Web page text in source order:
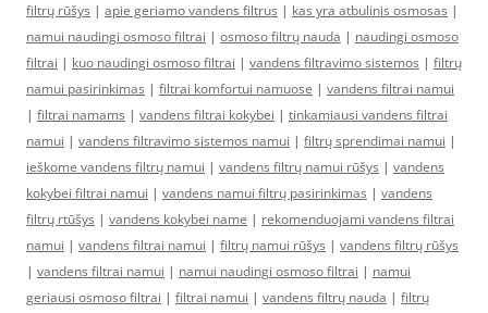
filtrų rūšys | apie geriamo vandens filtrus | kas yra atbulinis osmosas |
namui naudingi osmoso filtrai | osmoso filtrų nauda | naudingi osmoso
filtrai | kuo naudingi osmoso filtrai | vandens filtravimo sistemos | filtrų
namui pasirinkimas | filtrai komfortui namuose | vandens filtrai namui
| filtrai namams | vandens filtrai kokybei | tinkamiausi vandens filtrai
namui | vandens filtravimo sistemos namui | filtrų sprendimai namui |
ieškome vandens filtrų namui | vandens filtrų namui rūšys | vandens
kokybei filtrai namui | vandens namui filtrų pasirinkimas | vandens
filtrų rtūšys | vandens kokybei name | rekomenduojami vandens filtrai
namui | vandens filtrai namui | filtrų namui rūšys | vandens filtrų rūšys
| vandens filtrai namui | namui naudingi osmoso filtrai | namui
geriausi osmoso filtrai | filtrai namui | vandens filtrų nauda | filtrų